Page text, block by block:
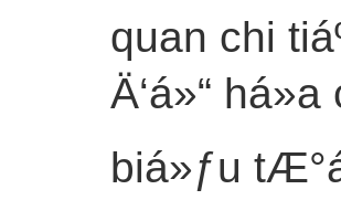
quan chi
Ä‘á»“
biá»ƒu